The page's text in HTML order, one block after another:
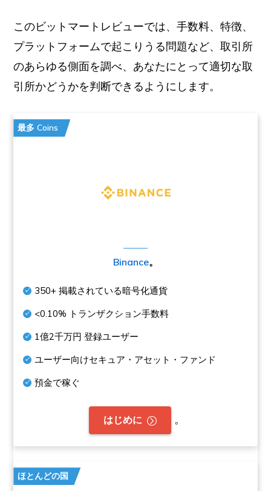
このビットマートレビューでは、手数料、特徴、
プラットフォームで起こりうる問題など、取引所
のあらゆる側面を調べ、あなたにとって適切な取
引所かどうかを判断できるようにします。
最多 Coins
Binance。
350+ 掲載されている暗号化通貨
<0.10% トランザクション手数料
1億2千万円 登録ユーザー
ユーザー向けセキュア・アセット・ファンド
預金で稼ぐ
はじめに 。
ほとんどの国